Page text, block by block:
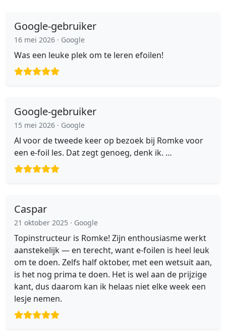
Google-gebruiker
16 mei 2026 · Google
Was een leuke plek om te leren efoilen!
Google-gebruiker
15 mei 2026 · Google
Al voor de tweede keer op bezoek bij Romke voor
een e-foil les. Dat zegt genoeg, denk ik. …
Caspar
21 oktober 2025 · Google
Topinstructeur is Romke! Zijn enthousiasme werkt
aanstekelijk — en terecht, want e-foilen is heel leuk
om te doen. Zelfs half oktober, met een wetsuit aan,
is het nog prima te doen. Het is wel aan de prijzige
kant, dus daarom kan ik helaas niet elke week een
lesje nemen.